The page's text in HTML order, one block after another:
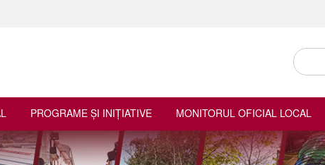
PROGRAME ŞI INIŢIATIVE MONITORUL OFICIAL LOCAL